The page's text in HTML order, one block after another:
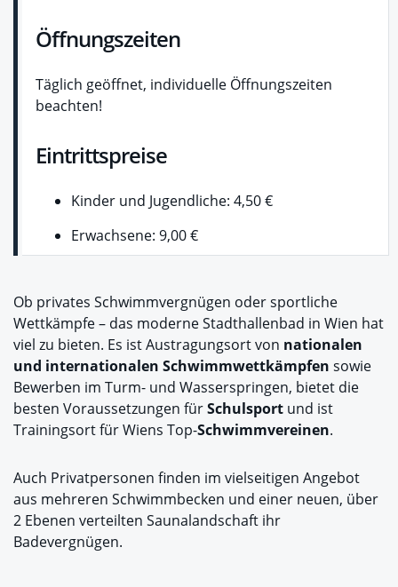
Öffnungszeiten
Täglich geöffnet, individuelle Öffnungszeiten
beachten!
Eintrittspreise
Kinder und Jugendliche: 4,50 €
Erwachsene: 9,00 €
Ob privates Schwimmvergnügen oder sportliche
Wettkämpfe – das moderne Stadthallenbad in Wien hat
viel zu bieten. Es ist Austragungsort von nationalen
und internationalen Schwimmwettkämpfen sowie
Bewerben im Turm- und Wasserspringen, bietet die
besten Voraussetzungen fürSchulsport und ist
Trainingsort für Wiens Top-Schwimmvereinen.
Auch Privatpersonen finden im vielseitigen Angebot
aus mehreren Schwimmbecken und einer neuen, über
2 Ebenen verteilten Saunalandschaft ihr
Badevergnügen.